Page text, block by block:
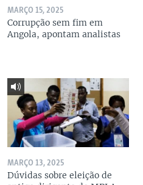
MARÇO 15, 2025
Corrupção sem fim em
Angola, apontam analistas
MARÇO 13, 2025
Dúvidas sobre eleição de